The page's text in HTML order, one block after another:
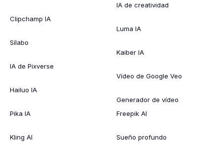
Clipchamp IA
Sílabo
IA de Pixverse
Hailuo IA
Pika IA
Kling AI
IA de creatividad
Luma IA
Kaiber IA
Vídeo de Google Veo
Generador de vídeo
Freepik AI
Sueño profundo